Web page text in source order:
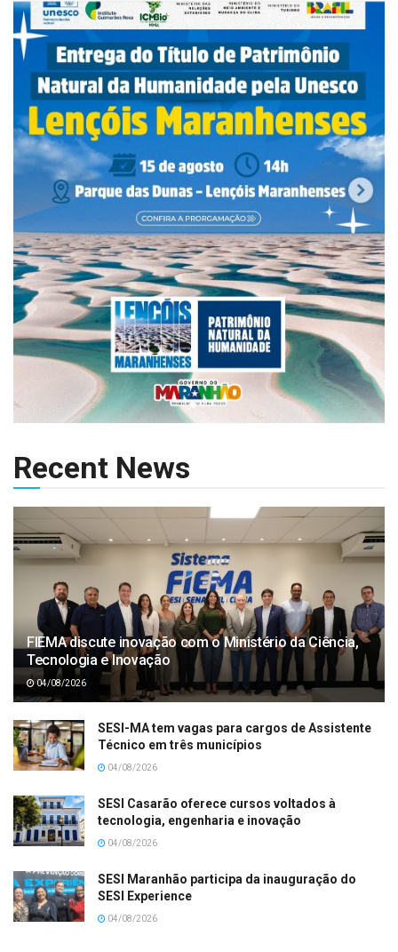
Recent News
FIEMA discute inovação com o Ministério da Ciência,
Tecnologia e Inovação
04/08/2026
SESI-MA tem vagas para cargos de Assistente
Técnico em três municípios
04/08/2026
SESI Casarão oferece cursos voltados à
tecnologia, engenharia e inovação
04/08/2026
SESI Maranhão participa da inauguração do
SESI Experience
04/08/2026